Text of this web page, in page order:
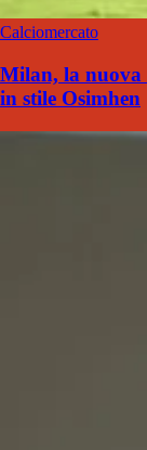
Calciomercato
Milan, la nuova
in stile Osimhen